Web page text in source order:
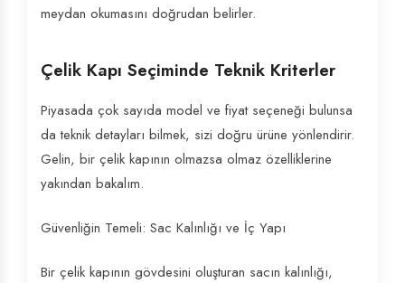
meydan okumasını doğrudan belirler.
Çelik Kapı Seçiminde Teknik Kriterler
Piyasada çok sayıda model ve fiyat seçeneği bulunsa
da teknik detayları bilmek, sizi doğru ürüne yönlendirir.
Gelin, bir çelik kapının olmazsa olmaz özelliklerine
yakından bakalım.
Güvenliğin Temeli: Sac Kalınlığı ve İç Yapı
Bir çelik kapının gövdesini oluşturan sacın kalınlığı,